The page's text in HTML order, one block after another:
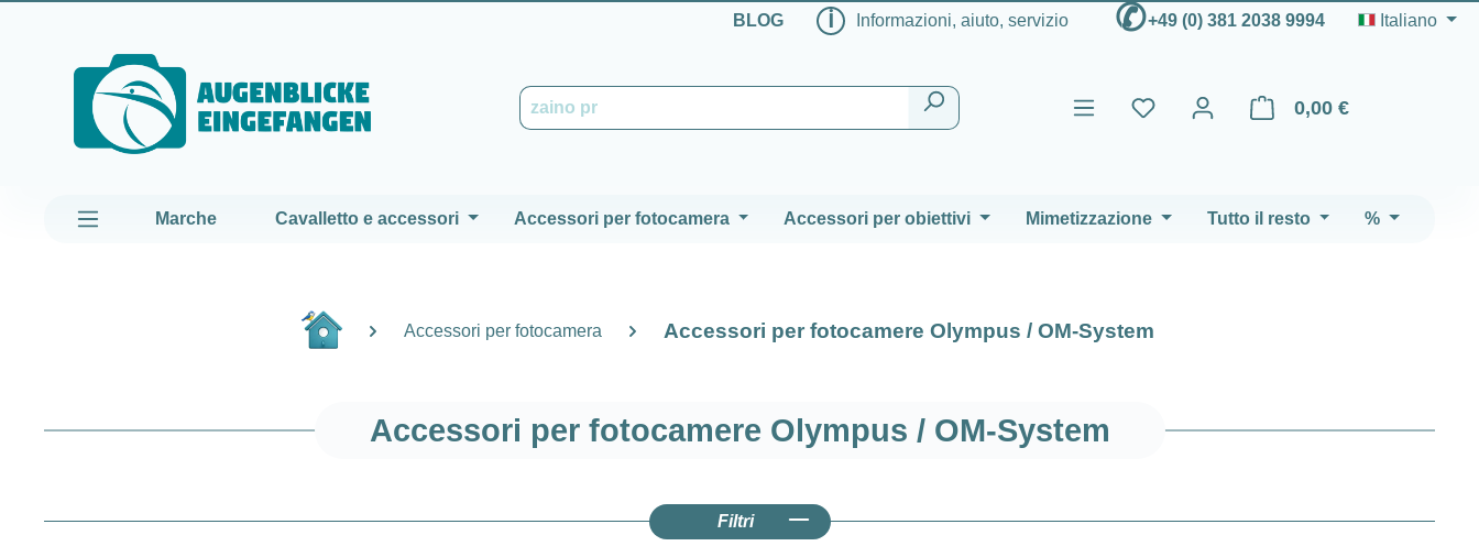
BLOG ℹ Informazioni, aiuto, servizio ✆+49 (0) 381 2038 9994 Italiano
0,00 €
Il carrello contiene 0
Marche Cavalletto e accessori Accessori per fotocamera Accessori per obiettivi Mimetizzazione Tutto il resto %
Accessori per fotocamera Accessori per fotocamere Olympus / OM-System
Accessori per fotocamere Olympus / OM-System
Filtri